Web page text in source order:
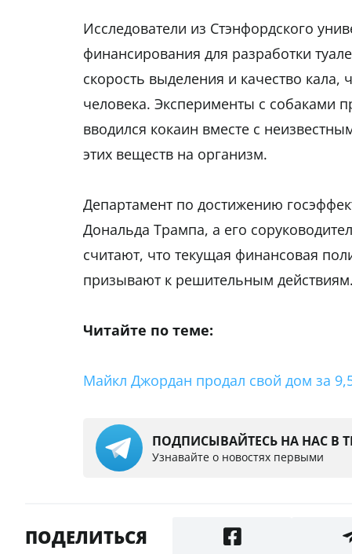
Исследователи из Стэнфордского
финансирования для разработки
скорость выделения и качество кала,
человека. Эксперименты с собаками
вводился кокаин вместе с
этих веществ на организм.
Департамент по достижению
Дональда Трампа, а его
считают, что текущая финансовая
призывают к решительным действиям.
Читайте по теме:
Майкл Джордан продал свой дом за
ПОДПИСЫВАЙТЕСЬ НА НАС В
Узнавайте о новостях первыми
ПОДЕЛИТЬСЯ